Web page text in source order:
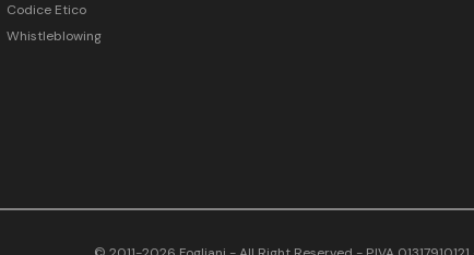
Codice Etico
Whistleblowing